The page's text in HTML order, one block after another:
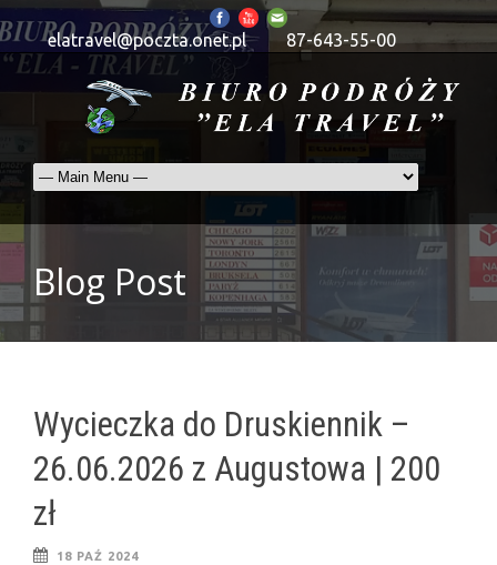
elatravel@poczta.onet.pl 87-643-55-00
Blog Post
Wycieczka do Druskiennik –
26.06.2026 z Augustowa | 200
zł
18 PAŹ 2024